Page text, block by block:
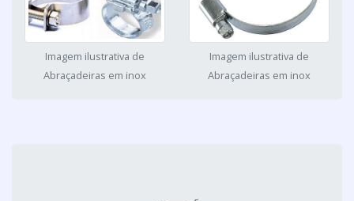
Imagem ilustrativa de
Abraçadeiras em inox
Imagem ilustrativa de
Abraçadeiras em inox